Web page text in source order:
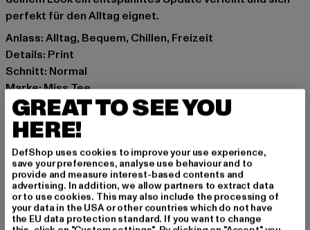
perfekt für den Alltag eignet.
Anlass: Alltag, Bequem, Chillen, Freizeit
Details: Print
Schnitt: Normal
Marke: Miss Tee
Kat.: T-Shirts
Farbe: weiß
Hersteller Farbe: white
Materialzusammensetzung: 100% Baumwolle
Art.Nr: MST245-00220
Hersteller: TB International GmbH |info@tbint.de
Dr.-Robert-Murjahn-Straße 7 | 64372 Ober-Ramstadt |
GREAT TO SEE YOU
HERE!
DefShop uses cookies to improve your use experience,
save your preferences, analyse use behaviour and to
provide and measure interest-based contents and
advertising. In addition, we allow partners to extract data
or to use cookies. This may also include the processing of
your data in the USA or other countries which do not have
the EU data protection standard. If you want to change